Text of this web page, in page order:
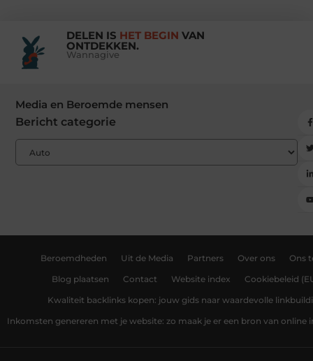
DELEN IS HET BEGIN VAN
ONTDEKKEN.
Wannagive
Media en Beroemde mensen
Bericht categorie
Beroemdheden Uit de Media Partners Over ons Ons
Blog plaatsen Contact Website index Cookiebeleid
Kwaliteit backlinks kopen: jouw gids naar waardevolle
Inkomsten genereren met je website: zo maak je er een bron van online